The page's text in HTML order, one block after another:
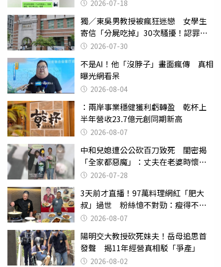
2026-07-18
獨／東吳男教授被瘋狂迷戀 女學生
寄信「分屍吃掉」30次騷擾！認罪免
關 2026-07-30
不是AI！他「沒脖子」畫面瘋傳 真相
曝光網看呆
2026-08-04
：兩岸事業穩健獲利虧轉盈 乾杯上
半年營收23.7億元創同期新高
2026-08-07
中和兒媳遭公公砍百刀致死 閨密揭
「全家都惡魔」：丈夫在老婆時懷孕
摔東西
2026-07-28
3天前才直播！97萬料理網紅「肥大
叔」過世 粉絲憶不對勁：瘦得不合
理 2026-08-07
陽明交大教授砍死妹夫！岳母追思首
發聲 揭11年經營真相駁「爭產」
2026-08-02